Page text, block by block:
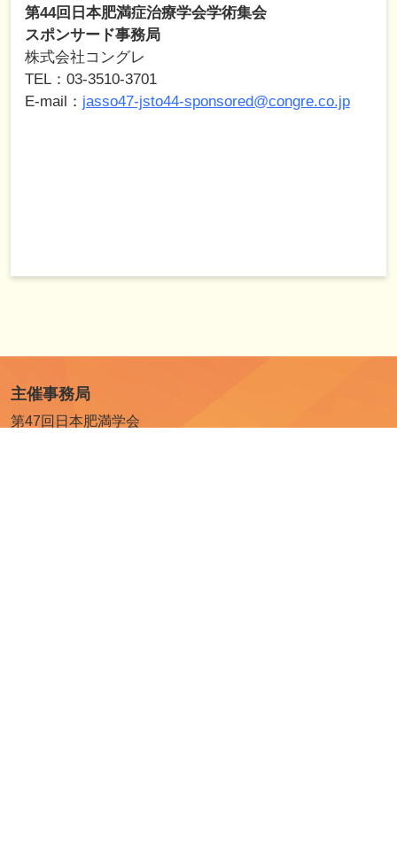
第44回日本肥満症治療学会学術集会
スポンサード事務局
株式会社コングレ
TEL：03-3510-3701
E-mail： jasso47-jsto44-sponsored@congre.co.jp
主催事務局
第47回日本肥満学会